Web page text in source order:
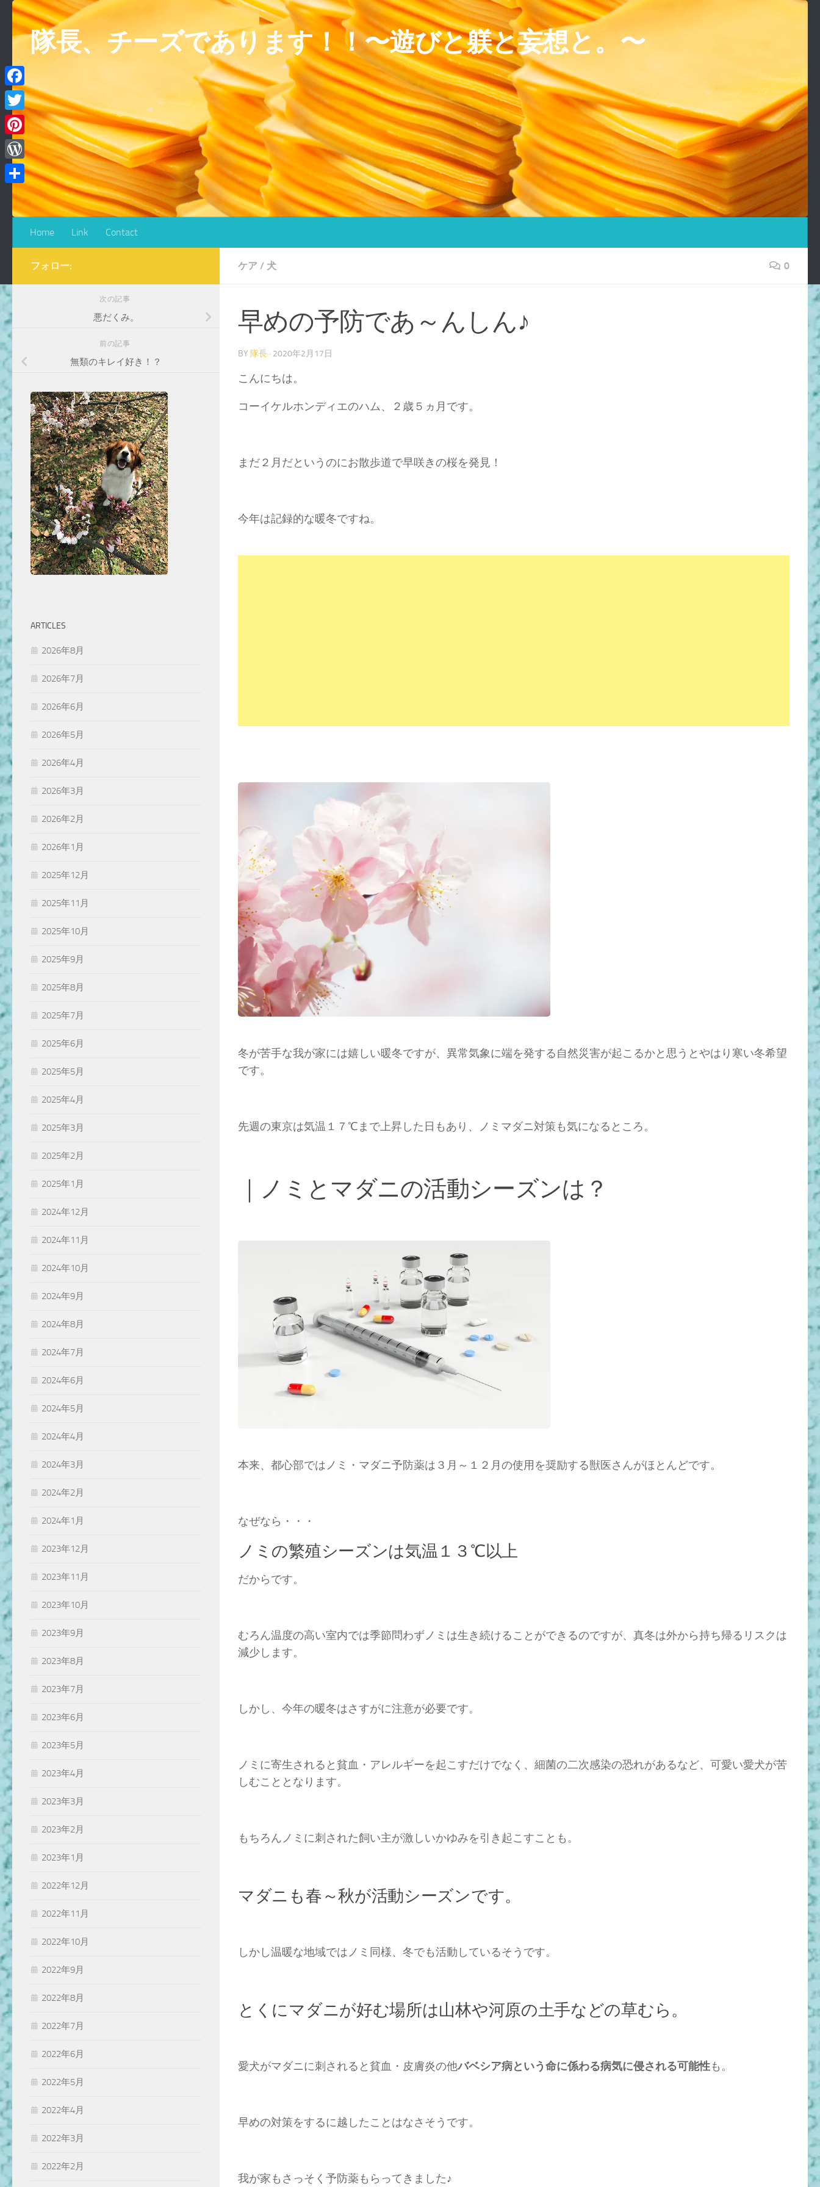
コンテンツへスキップ
隊長、チーズであります！！〜遊びと躾と妄想と。〜
Home Link Contact
ケア / 犬 0
早めの予防であ～んしん♪
BY 隊長 · 2020年2月17日
こんにちは。
コーイケルホンディエのハム、２歳５ヵ月です。
まだ２月だというのにお散歩道で早咲きの桜を発見！
今年は記録的な暖冬ですね。
冬が苦手な我が家には嬉しい暖冬ですが、異常気象に端を発する自然災害が起こるかと思うとやはり寒い冬希望
です。
先週の東京は気温１７℃まで上昇した日もあり、ノミマダニ対策も気になるところ。
｜ノミとマダニの活動シーズンは？
本来、都心部ではノミ・マダニ予防薬は３月～１２月の使用を奨励する獣医さんがほとんどです。
なぜなら・・・
ノミの繁殖シーズンは気温１３℃以上
だからです。
むろん温度の高い室内では季節問わずノミは生き続けることができるのですが、真冬は外から持ち帰るリスクは
減少します。
しかし、今年の暖冬はさすがに注意が必要です。
ノミに寄生されると貧血・アレルギーを起こすだけでなく、細菌の二次感染の恐れがあるなど、可愛い愛犬が苦
しむこととなります。
もちろんノミに刺された飼い主が激しいかゆみを引き起こすことも。
マダニも春～秋が活動シーズンです。
しかし温暖な地域ではノミ同様、冬でも活動しているそうです。
とくにマダニが好む場所は山林や河原の土手などの草むら。
愛犬がマダニに刺されると貧血・皮膚炎の他バベシア病という命に係わる病気に侵される可能性も。
早めの対策をするに越したことはなさそうです。
我が家もさっそく予防薬もらってきました♪
フォロー:
次の記事
悪だくみ。
前の記事
無類のキレイ好き！？
ARTICLES
2026年8月
2026年7月
2026年6月
2026年5月
2026年4月
2026年3月
2026年2月
2026年1月
2025年12月
2025年11月
2025年10月
2025年9月
2025年8月
2025年7月
2025年6月
2025年5月
2025年4月
2025年3月
2025年2月
2025年1月
2024年12月
2024年11月
2024年10月
2024年9月
2024年8月
2024年7月
2024年6月
2024年5月
2024年4月
2024年3月
2024年2月
2024年1月
2023年12月
2023年11月
2023年10月
2023年9月
2023年8月
2023年7月
2023年6月
2023年5月
2023年4月
2023年3月
2023年2月
2023年1月
2022年12月
2022年11月
2022年10月
2022年9月
2022年8月
2022年7月
2022年6月
2022年5月
2022年4月
2022年3月
2022年2月
Facebook
Twitter
Pinterest
WordPress
共
有